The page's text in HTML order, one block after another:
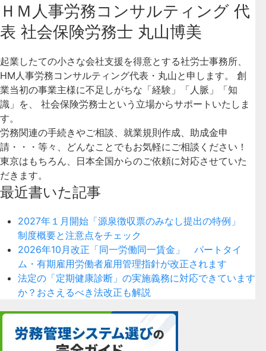
ＨＭ人事労務コンサルティング 代
表 社会保険労務士 丸山博美
起業したての小さな会社支援を得意とする社労士事務所、
HM人事労務コンサルティング代表・丸山と申します。 創
業当初の事業主様に不足しがちな「経験」「人脈」「知
識」を、 社会保険労務士という立場からサポートいたしま
す。
労務関連の手続きやご相談、就業規則作成、助成金申
請・・・等々、どんなことでもお気軽にご相談ください！
東京はもちろん、日本全国からのご依頼に対応させていた
だきます。
最近書いた記事
2027年１月開始「源泉徴収票のみなし提出の特例」
制度概要と注意点をチェック
2026年10月改正「同一労働同一賃金」 パートタイ
ム・有期雇用労働者雇用管理指針が改正されます
法定の「定期健康診断」の実施義務に対応できています
か？おさえるべき法改正も解説